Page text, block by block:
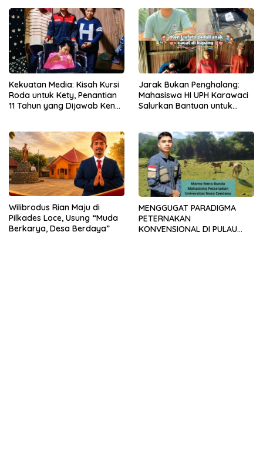
Kekuatan Media: Kisah Kursi
Roda untuk Kety, Penantian
11 Tahun yang Dijawab Ken
Jarak Bukan Penghalang:
Mahasiswa HI UPH Karawaci
Salurkan Bantuan untuk
Wilibrodus Rian Maju di
Pilkades Loce, Usung “Muda
Berkarya, Desa Berdaya”
MENGGUGAT PARADIGMA
PETERNAKAN
KONVENSIONAL DI PULAU